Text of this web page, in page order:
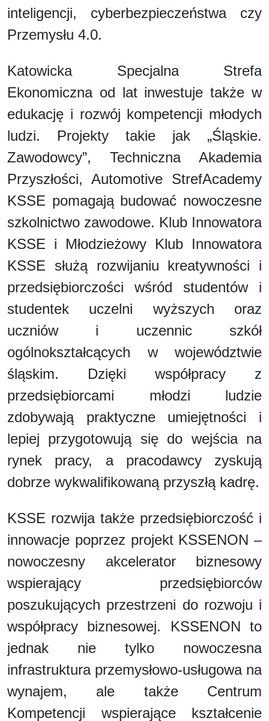
inteligencji, cyberbezpieczeństwa czy
Przemysłu 4.0.
Katowicka Specjalna Strefa
Ekonomiczna od lat inwestuje także w
edukację i rozwój kompetencji młodych
ludzi. Projekty takie jak „Śląskie.
Zawodowcy”, Techniczna Akademia
Przyszłości, Automotive StrefAcademy
KSSE pomagają budować nowoczesne
szkolnictwo zawodowe. Klub Innowatora
KSSE i Młodzieżowy Klub Innowatora
KSSE służą rozwijaniu kreatywności i
przedsiębiorczości wśród studentów i
studentek uczelni wyższych oraz
uczniów i uczennic szkół
ogólnokształcących w województwie
śląskim. Dzięki współpracy z
przedsiębiorcami młodzi ludzie
zdobywają praktyczne umiejętności i
lepiej przygotowują się do wejścia na
rynek pracy, a pracodawcy zyskują
dobrze wykwalifikowaną przyszłą kadrę.
KSSE rozwija także przedsiębiorczość i
innowacje poprzez projekt KSSENON –
nowoczesny akcelerator biznesowy
wspierający przedsiębiorców
poszukujących przestrzeni do rozwoju i
współpracy biznesowej. KSSENON to
jednak nie tylko nowoczesna
infrastruktura przemysłowo-usługowa na
wynajem, ale także Centrum
Kompetencji wspierające kształcenie